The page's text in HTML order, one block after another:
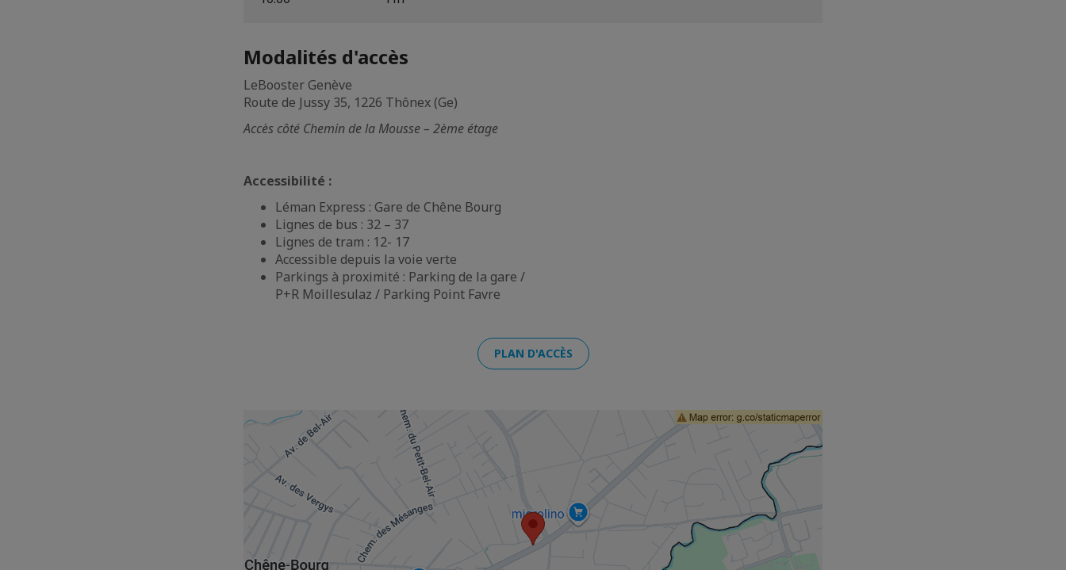
Modalités d'accès
LeBooster Genève
Route de Jussy 35, 1226 Thônex (Ge)
Accès côté Chemin de la Mousse – 2ème étage
Accessibilité :
Léman Express : Gare de Chêne Bourg
Lignes de bus : 32 – 37
Lignes de tram : 12- 17
Accessible depuis la voie verte
Parkings à proximité : Parking de la gare /
P+R Moillesulaz / Parking Point Favre
PLAN D'ACCÈS